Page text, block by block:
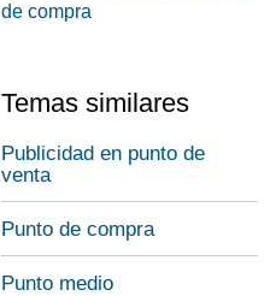
de compra
Temas similares
Publicidad en punto de
venta
Punto de compra
Punto medio